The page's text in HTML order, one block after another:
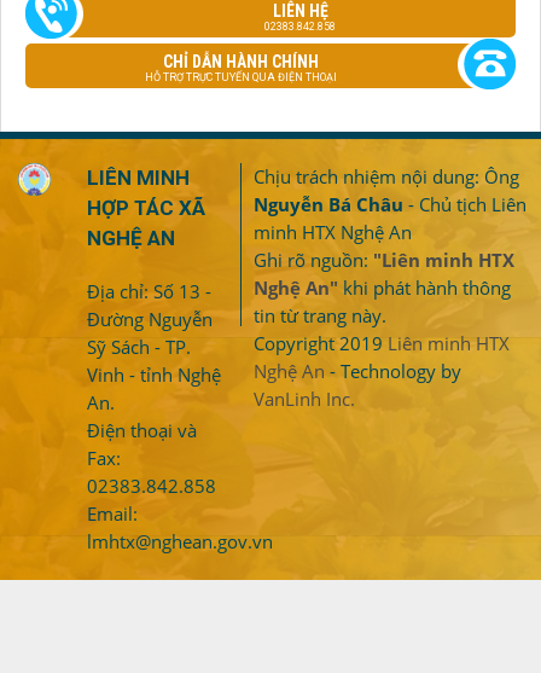
LIÊN HỆ
02383.842.858
CHỈ DẪN HÀNH CHÍNH
HỖ TRỢ TRỰC TUYẾN QUA ĐIỆN THOẠI
LIÊN MINH
HỢP TÁC XÃ
NGHỆ AN
Địa chỉ: Số 13 -
Đường Nguyễn
Sỹ Sách - TP.
Vinh - tỉnh Nghệ
An.
Điện thoại và
Fax:
02383.842.858
Email:
lmhtx@nghean.gov.vn
Chịu trách nhiệm nội dung: Ông
Nguyễn Bá Châu - Chủ tịch Liên
minh HTX Nghệ An
Ghi rõ nguồn: "Liên minh HTX
Nghệ An" khi phát hành thông
tin từ trang này.
Copyright 2019 Liên minh HTX
Nghệ An - Technology by
VanLinh Inc.